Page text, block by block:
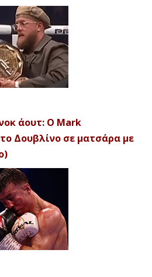
άουτ: Ο Mark
Δουβλίνο σε ματσάρα με